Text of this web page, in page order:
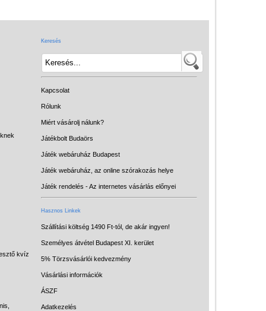
kvíz
Keresés
Kapcsolat
Rólunk
Miért vásárolj nálunk?
Játékbolt Budaörs
Játék webáruház Budapest
Játék webáruház, az online szórakozás helye
Játék rendelés - Az internetes vásárlás előnyei
Hasznos Linkek
Szállítási költség 1490 Ft-tól, de akár ingyen!
Személyes átvétel Budapest XI. kerület
5% Törzsvásárlói kedvezmény
Vásárlási információk
ÁSZF
Adatkezelés
Intelligens gyurma
Licenszes TOP
gyerekajándékok
LOGICO
LÜK